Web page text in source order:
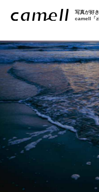
写真が好
camell「